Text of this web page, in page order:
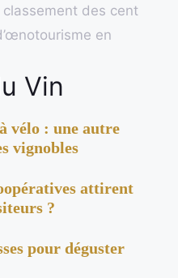
des cent
en
Vin
vélo : une autre
vignobles
attirent
?
pour déguster